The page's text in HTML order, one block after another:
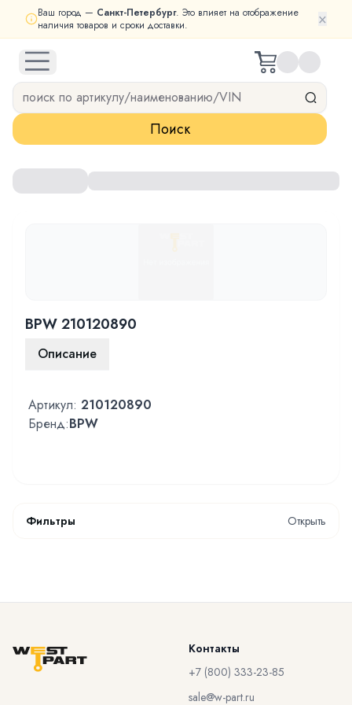
Ваш город — Санкт-Петербург. Это влияет на отображение
наличия товаров и сроки доставки.
×
open navigation menu
Поиск
BPW 210120890
Описание
Артикул: 210120890
Бренд:BPW
Фильтры Открыть
Контакты
+7 (800) 333-23-85
sale@w-part.ru